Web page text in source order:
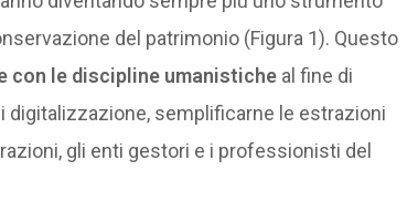
del patrimonio (Figura 1). Questo
con le discipline umanistiche al fine di
semplificarne le estrazioni
gli enti gestori e i professionisti del